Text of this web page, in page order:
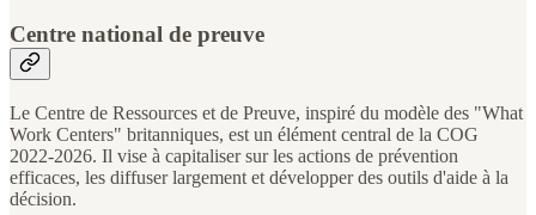
Centre national de preuve
Le Centre de Ressources et de Preuve, inspiré du modèle des "What
Work Centers" britanniques, est un élément central de la COG
2022-2026. Il vise à capitaliser sur les actions de prévention
efficaces, les diffuser largement et développer des outils d'aide à la
décision.